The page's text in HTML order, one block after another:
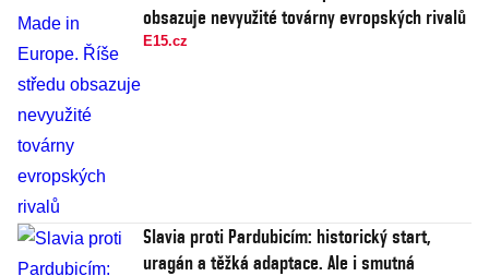
obsazuje nevyužité továrny evropských rivalů
E15.cz
Slavia proti Pardubicím: historický start,
uragán a těžká adaptace. Ale i smutná